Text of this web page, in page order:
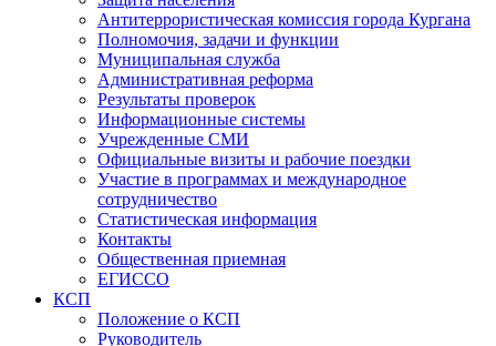
Антитеррористическая комиссия города Кургана
Полномочия, задачи и функции
Муниципальная служба
Административная реформа
Результаты проверок
Информационные системы
Учрежденные СМИ
Официальные визиты и рабочие поездки
Участие в программах и международное
сотрудничество
Статистическая информация
Контакты
Общественная приемная
ЕГИССО
КСП
Положение о КСП
Руководитель